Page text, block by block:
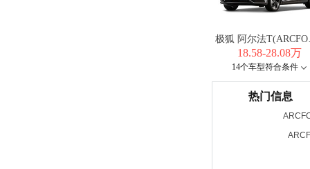
极
18.58-28.08万
14个车型符合条件
热门信息